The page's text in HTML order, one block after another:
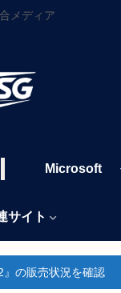
メディア
Microsoft
サイト
』の販売状況を確認